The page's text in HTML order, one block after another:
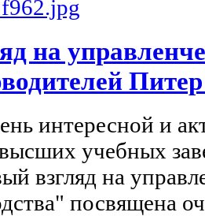
на
интересной и
учебных
взгляд на
посвящена